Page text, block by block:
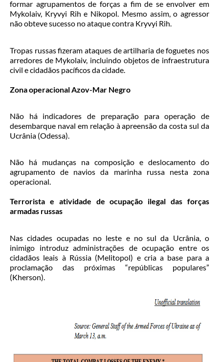
formar agrupamentos de forças a fim de se envolver em
Mykolaiv, Kryvyi Rih e Nikopol. Mesmo assim, o agressor
não obteve sucesso no ataque contra Kryvyi Rih.
Tropas russas fizeram ataques de artilharia de foguetes nos
arredores de Mykolaiv, incluindo objetos de infraestrutura
civil e cidadãos pacíficos da cidade.
Zona operacional Azov-Mar Negro
Não há indicadores de preparação para operação de
desembarque naval em relação à apreensão da costa sul da
Ucrânia (Odessa).
Não há mudanças na composição e deslocamento do
agrupamento de navios da marinha russa nesta zona
operacional.
Terrorista e atividade de ocupação ilegal das forças
armadas russas
Nas cidades ocupadas no leste e no sul da Ucrânia, o
inimigo introduz administrações de ocupação entre os
cidadãos leais à Rússia (Melitopol) e cria a base para a
proclamação das próximas “repúblicas populares”
(Kherson).